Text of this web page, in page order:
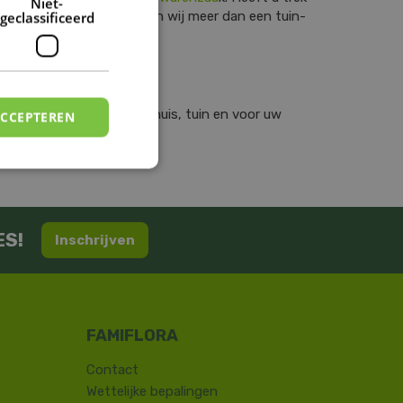
eten. Zoals u leest zijn wij meer dan een tuin-
collectie, voor uw huis, tuin en voor uw
Inschrijven
Contact
​Wettelijke bepalingen
geclassificeerd